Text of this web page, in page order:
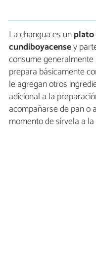
La changua es un
cundiboyacensey
consume
prepara básicamente
le agregan otros
adicional a la
acompañarse de pan o
momento de sírvela a